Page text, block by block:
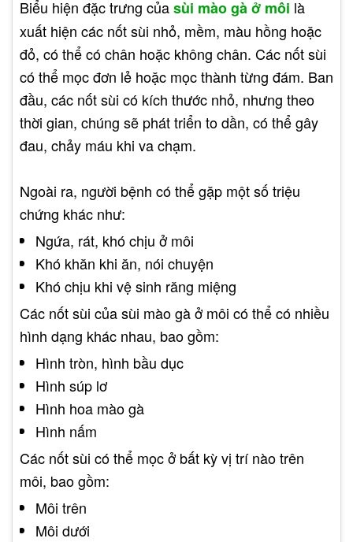
Biểu hiện đặc trưng củasùi mào gà ở môi là
xuất hiện các nốt sùi nhỏ, mềm, màu hồng hoặc
đỏ, có thể có chân hoặc không chân. Các nốt sùi
có thể mọc đơn lẻ hoặc mọc thành từng đám. Ban
đầu, các nốt sùi có kích thước nhỏ, nhưng theo
thời gian, chúng sẽ phát triển to dần, có thể gây
đau, chảy máu khi va chạm.
Ngoài ra, người bệnh có thể gặp một số triệu
chứng khác như:
Ngứa, rát, khó chịu ở môi
Khó khăn khi ăn, nói chuyện
Khó chịu khi vệ sinh răng miệng
Các nốt sùi của sùi mào gà ở môi có thể có nhiều
hình dạng khác nhau, bao gồm:
Hình tròn, hình bầu dục
Hình súp lơ
Hình hoa mào gà
Hình nấm
Các nốt sùi có thể mọc ở bất kỳ vị trí nào trên
môi, bao gồm:
Môi trên
Môi dưới